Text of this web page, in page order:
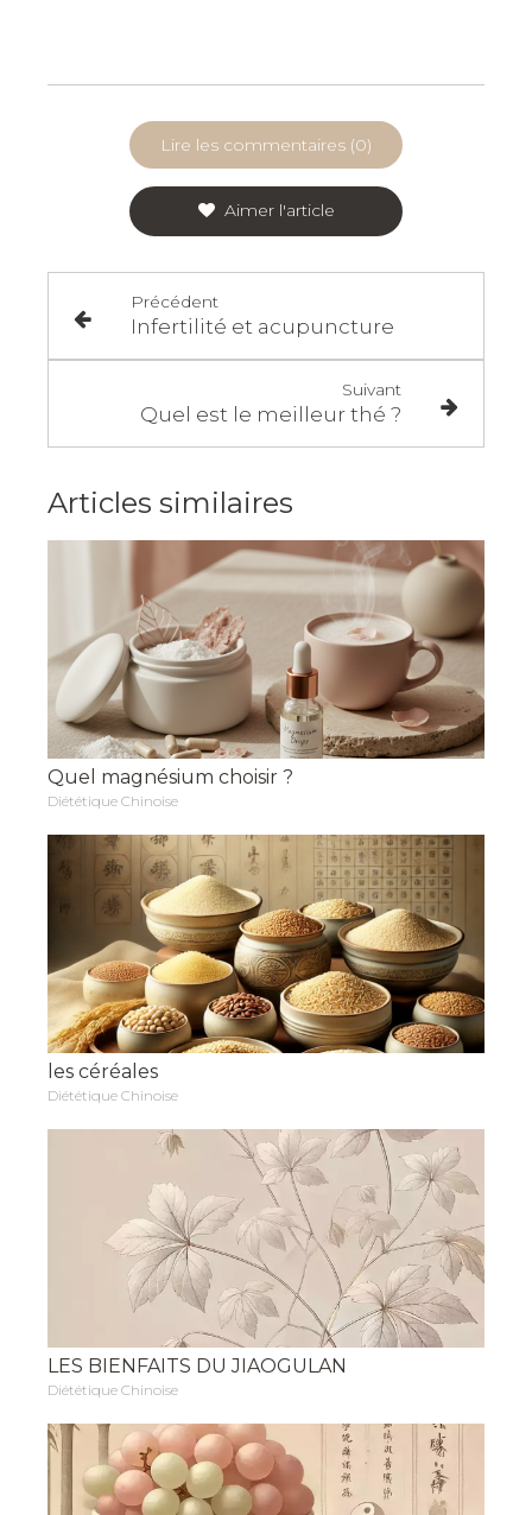
Lire les commentaires (0)
Aimer l'article
Précédent
Infertilité et acupuncture
Suivant
Quel est le meilleur thé ?
Articles similaires
Quel magnésium choisir ?
Diététique Chinoise
les céréales
Diététique Chinoise
LES BIENFAITS DU JIAOGULAN
Diététique Chinoise